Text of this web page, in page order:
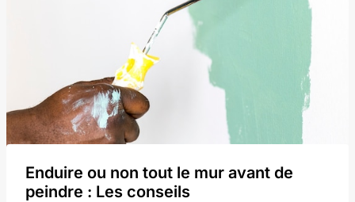
Enduire ou non tout le mur avant de
peindre : Les conseils